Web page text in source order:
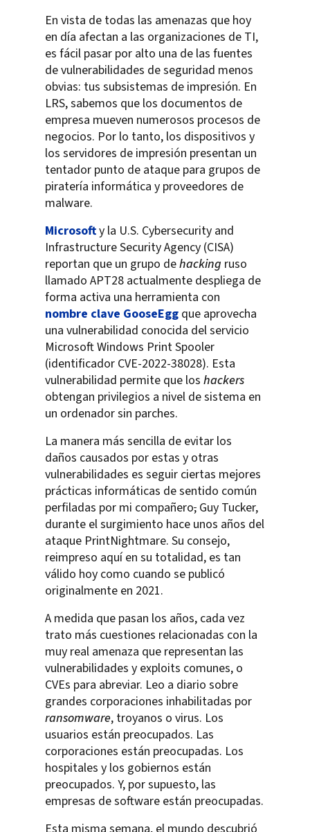
En vista de todas las amenazas que hoy
en día afectan a las organizaciones de TI,
es fácil pasar por alto una de las fuentes
de vulnerabilidades de seguridad menos
obvias: tus subsistemas de impresión. En
LRS, sabemos que los documentos de
empresa mueven numerosos procesos de
negocios. Por lo tanto, los dispositivos y
los servidores de impresión presentan un
tentador punto de ataque para grupos de
piratería informática y proveedores de
malware.
Microsofty la U.S. Cybersecurity and
Infrastructure Security Agency (CISA)
reportan que un grupo dehacking ruso
llamado APT28 actualmente despliega de
forma activa una herramienta con
nombre clave GooseEgg que aprovecha
una vulnerabilidad conocida del servicio
Microsoft Windows Print Spooler
(identificador CVE-2022-38028). Esta
vulnerabilidad permite que los hackers
obtengan privilegios a nivel de sistema en
un ordenador sin parches.
La manera más sencilla de evitar los
daños causados por estas y otras
vulnerabilidades es seguir ciertas mejores
prácticas informáticas de sentido común
perfiladas por mi compañero, Guy Tucker,
durante el surgimiento hace unos años del
ataque PrintNightmare. Su consejo,
reimpreso aquí en su totalidad, es tan
válido hoy como cuando se publicó
originalmente en 2021.
A medida que pasan los años, cada vez
trato más cuestiones relacionadas con la
muy real amenaza que representan las
vulnerabilidades y exploits comunes, o
CVEs para abreviar. Leo a diario sobre
grandes corporaciones inhabilitadas por
ransomware, troyanos o virus. Los
usuarios están preocupados. Las
corporaciones están preocupadas. Los
hospitales y los gobiernos están
preocupados. Y, por supuesto, las
empresas de software están preocupadas.